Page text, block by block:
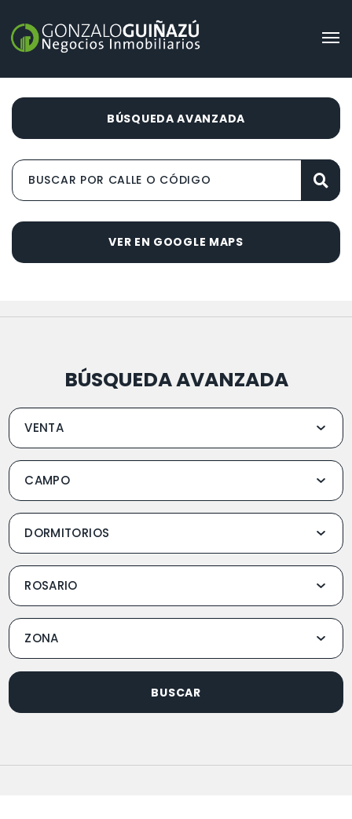
BÚSQUEDA AVANZADA
VER EN GOOGLE MAPS
BÚSQUEDA AVANZADA
BUSCAR